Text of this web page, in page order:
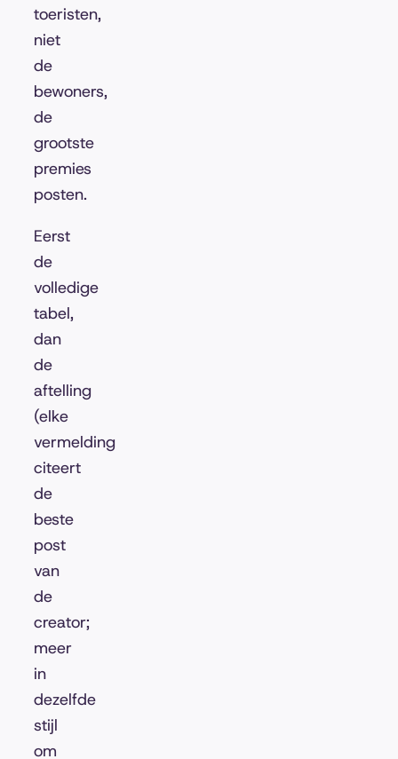
toeristen,
niet
de
bewoners,
de
grootste
premies
posten.
Eerst
de
volledige
tabel,
dan
de
aftelling
(elke
vermelding
citeert
de
beste
post
van
de
creator;
meer
in
dezelfde
stijl
om